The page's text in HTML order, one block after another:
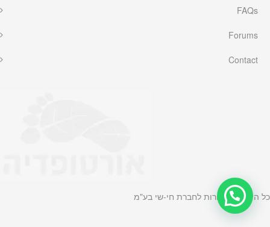
FAQs
Forums
Contact
כל הזכויות שמורות לחברת חי-שי בע"מ